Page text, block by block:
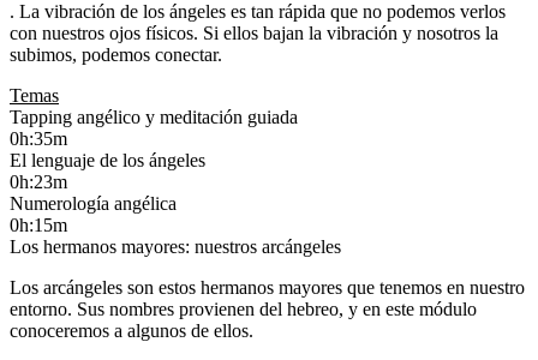
. La vibración de los ángeles es tan rápida que no podemos verlos
con nuestros ojos físicos. Si ellos bajan la vibración y nosotros la
subimos, podemos conectar.
Temas
Tapping angélico y meditación guiada
0h:35m
El lenguaje de los ángeles
0h:23m
Numerología angélica
0h:15m
Los hermanos mayores: nuestros arcángeles
Los arcángeles son estos hermanos mayores que tenemos en nuestro
entorno. Sus nombres provienen del hebreo, y en este módulo
conoceremos a algunos de ellos.